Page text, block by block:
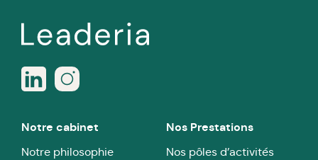
Notre cabinet
Notre philosophie
Nos Prestations
Nos pôles d’activités